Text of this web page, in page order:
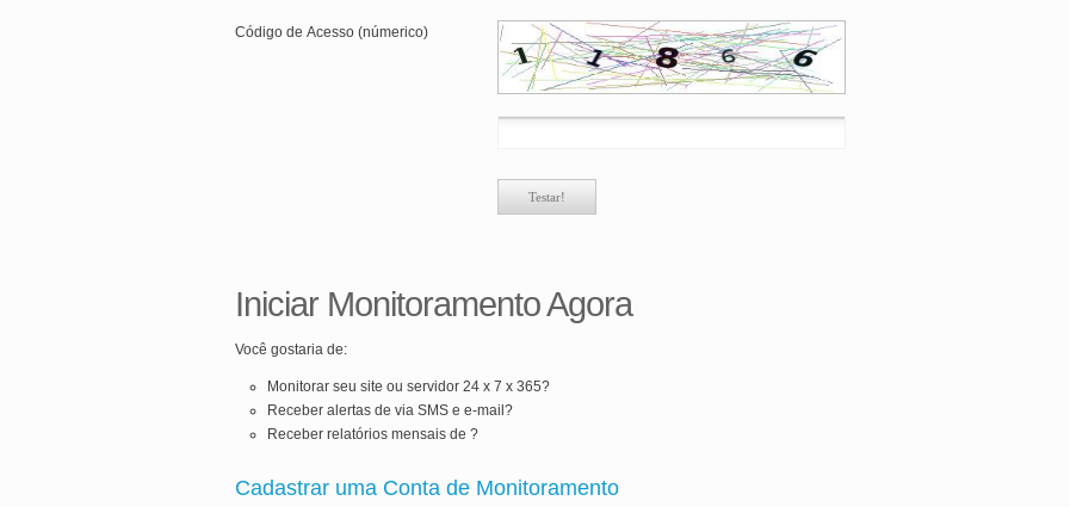
Código de Acesso (númerico)
Iniciar Monitoramento Agora
Você gostaria de:
Monitorar seu site ou servidor 24 x 7 x 365?
Receber alertas de via SMS e e-mail?
Receber relatórios mensais de ?
Cadastrar uma Conta de Monitoramento